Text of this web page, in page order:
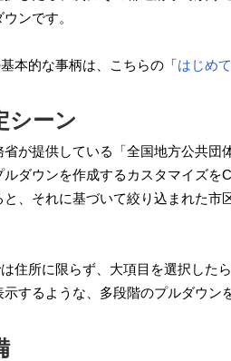
ンです。
本的な事柄は、こちらの「 はじめ
シーン
省が提供している「全国地方公共
ルダウンを作成するカスタマイズ
と、それに基づいて絞り込まれた
住所に限らず、大項目を選択した
示するような、多段階のプルダウン